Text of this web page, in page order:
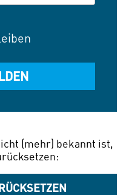
(mehr) bekannt ist,